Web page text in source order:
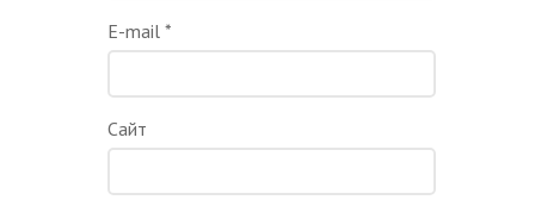
E-mail*
Сайт